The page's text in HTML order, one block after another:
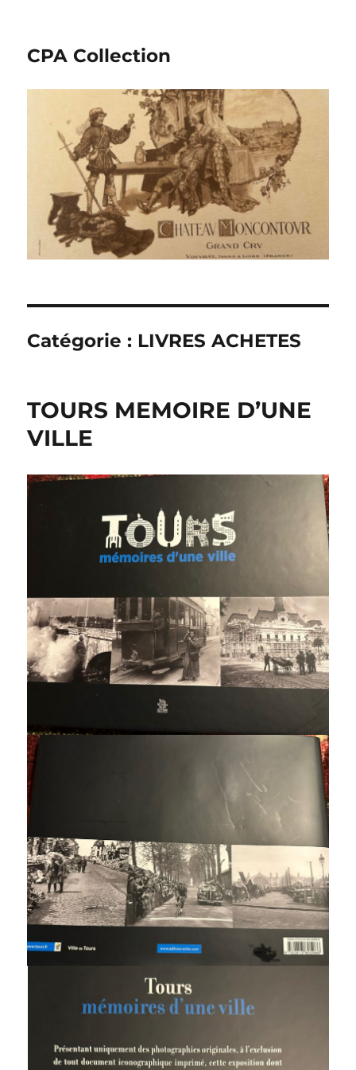
CPA Collection
Catégorie : LIVRES ACHETES
TOURS MEMOIRE D’UNE
VILLE